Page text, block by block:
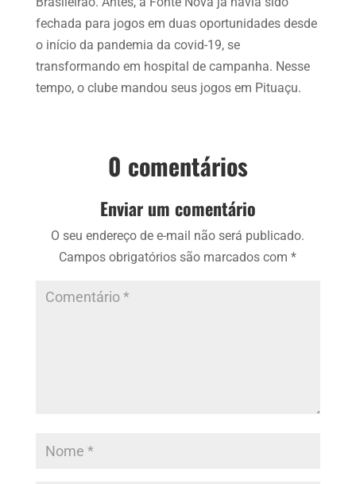
fechada para jogos em duas oportunidades desde
o início da pandemia da covid-19, se
transformando em hospital de campanha. Nesse
tempo, o clube mandou seus jogos em Pituaçu.
0 comentários
Enviar um comentário
O seu endereço de e-mail não será publicado.
Campos obrigatórios são marcados com*